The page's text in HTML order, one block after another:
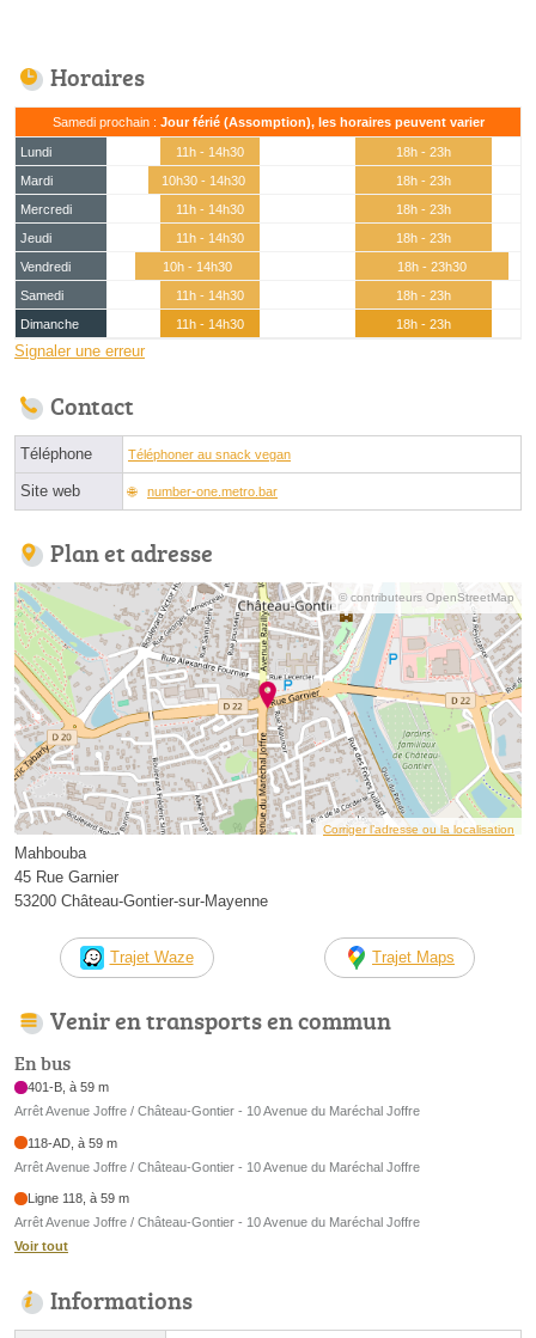
Horaires
Samedi prochain : Jour férié (Assomption), les horaires peuvent varier
Lundi 11h - 14h30
18h - 23h
Mardi
10h30 - 14h30
18h - 23h
Mercredi
11h - 14h30
18h - 23h
Jeudi
11h - 14h30
18h - 23h
Vendredi
10h - 14h30
18h - 23h30
Samedi
11h - 14h30
18h - 23h
Dimanche
11h - 14h30 18h - 23h
Signaler une erreur
Contact
Téléphone Téléphoner au snack vegan
Site web number-one.metro.bar
Plan et adresse
© contributeurs OpenStreetMap
Corriger l’adresse ou la localisation
Mahbouba
45 Rue Garnier
53200 Château-Gontier-sur-Mayenne
Trajet Waze Trajet Maps
Venir en transports en commun
En bus
401-B, à 59 m
Arrêt Avenue Joffre / Château-Gontier - 10 Avenue du Maréchal Joffre
118-AD, à 59 m
Arrêt Avenue Joffre / Château-Gontier - 10 Avenue du Maréchal Joffre
Ligne 118, à 59 m
Arrêt Avenue Joffre / Château-Gontier - 10 Avenue du Maréchal Joffre
Voir tout
Informations